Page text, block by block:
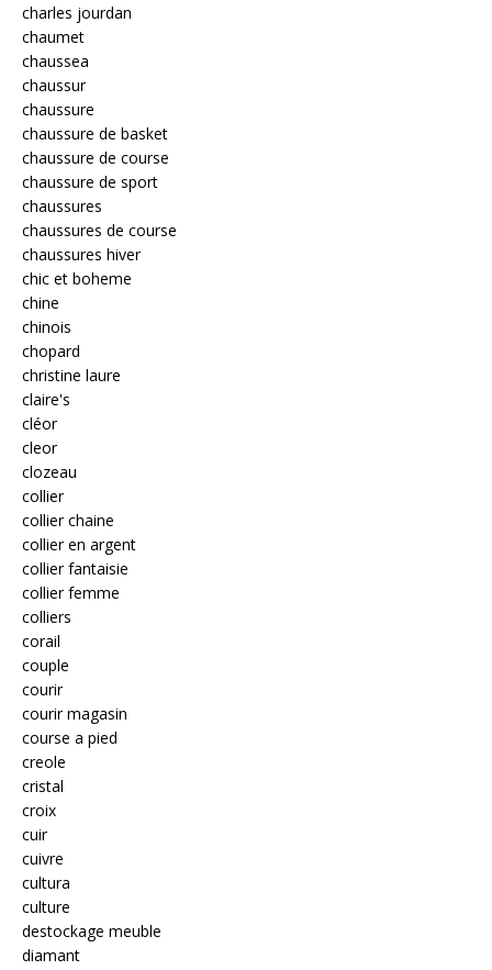
charles jourdan
chaumet
chaussea
chaussur
chaussure
chaussure de basket
chaussure de course
chaussure de sport
chaussures
chaussures de course
chaussures hiver
chic et boheme
chine
chinois
chopard
christine laure
claire's
cléor
cleor
clozeau
collier
collier chaine
collier en argent
collier fantaisie
collier femme
colliers
corail
couple
courir
courir magasin
course a pied
creole
cristal
croix
cuir
cuivre
cultura
culture
destockage meuble
diamant